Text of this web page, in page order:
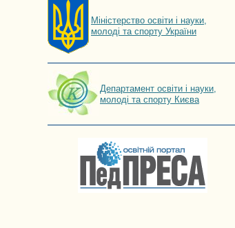
Мiнiстерство освiти і науки,
молоді та спорту України
Департамент освіти і науки,
молоді та спорту Києва